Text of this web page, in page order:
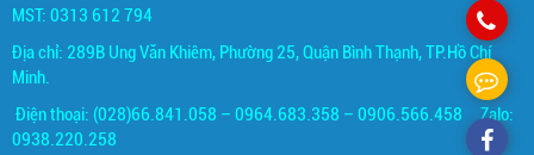
MST: 0313 612 794
Địa chỉ: 289B Ung Văn Khiêm, Phường 25, Quận Bình Thạnh, TP.Hồ Chí
Minh.
Điện thoại: (028)66.841.058 – 0964.683.358 – 0906.566.458 Zalo:
0938.220.258